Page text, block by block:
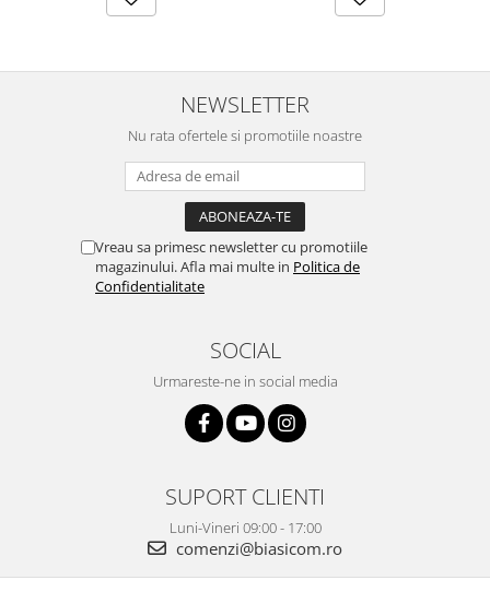
NEWSLETTER
Nu rata ofertele si promotiile noastre
Vreau sa primesc newsletter cu promotiile
magazinului. Afla mai multe in Politica de
Confidentialitate
SOCIAL
Urmareste-ne in social media
SUPORT CLIENTI
Luni-Vineri 09:00 - 17:00
comenzi@biasicom.ro